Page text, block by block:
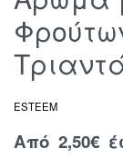
ESTEEM
Από 2,50€